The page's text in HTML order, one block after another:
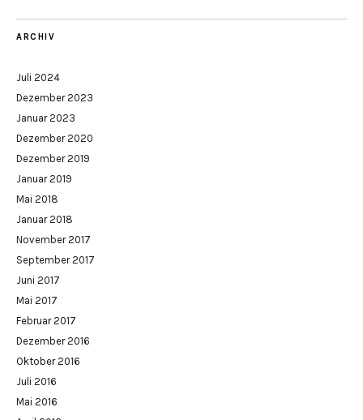
ARCHIV
Juli 2024
Dezember 2023
Januar 2023
Dezember 2020
Dezember 2019
Januar 2019
Mai 2018
Januar 2018
November 2017
September 2017
Juni 2017
Mai 2017
Februar 2017
Dezember 2016
Oktober 2016
Juli 2016
Mai 2016